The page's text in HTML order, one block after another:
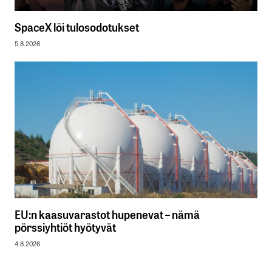
SpaceX löi tulosodotukset
5.8.2026
EU:n kaasuvarastot hupenevat – nämä
pörssiyhtiöt hyötyvät
4.8.2026